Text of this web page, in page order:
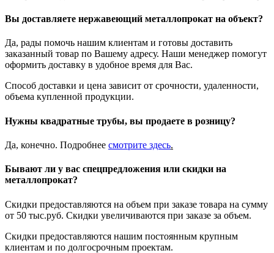
Вы доставляете нержавеющий металлопрокат на объект?
Да, рады помочь нашим клиентам и готовы доставить
заказанный товар по Вашему адресу. Наши менеджер помогут
оформить доставку в удобное время для Вас.
Способ доставки и цена зависит от срочности, удаленности,
объема купленной продукции.
Нужны квадратные трубы, вы продаете в розницу?
Да, конечно. Подробнее смотрите здесь.
Бывают ли у вас спецпредложения или скидки на
металлопрокат?
Скидки предоставляются на объем при заказе товара на сумму
от 50 тыс.руб. Скидки увеличиваются при заказе за объем.
Скидки предоставляются нашим постоянным крупным
клиентам и по долгосрочным проектам.